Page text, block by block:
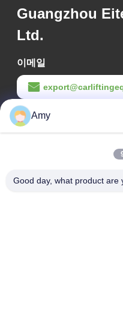
Guangzhou
Ltd.
이메일
작업 시간
09:00-18:00
회사 주소
Amy
Good day, what product are